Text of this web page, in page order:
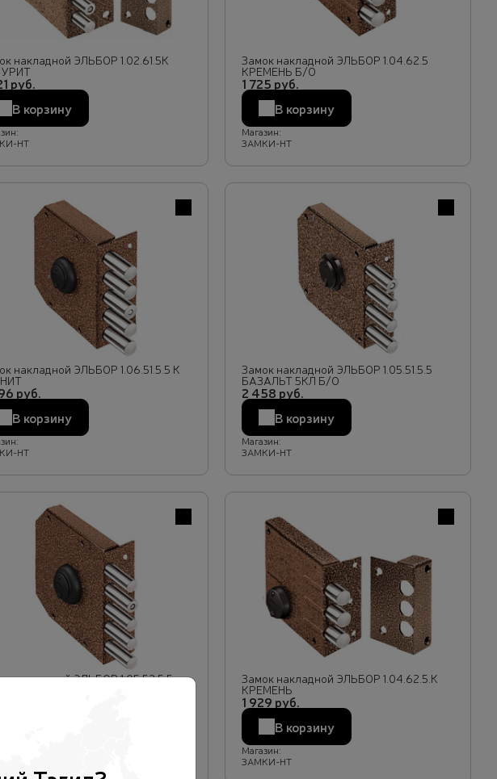
накладной ЭЛЬБОР 1.02.61.5К
руб.
В корзину
НТ
Замок накладной ЭЛЬБОР 1.04.62.5
КРЕМЕНЬ Б/О
1 725 руб.
В корзину
Магазин:
ЗАМКИ-НТ
В избранное
накладной ЭЛЬБОР 1.06.51.5.5 К
руб.
В корзину
НТ
В
Замок накладной ЭЛЬБОР 1.05.51.5.5
БАЗАЛЬТ 5КЛ Б/О
2 458 руб.
В корзину
Магазин:
ЗАМКИ-НТ
В избранное
накладной ЭЛЬБОР 1.05.53.5.5
В
Замок накладной ЭЛЬБОР 1.04.62.5.К
КРЕМЕНЬ
1 929 руб.
В корзину
Магазин:
ЗАМКИ-НТ